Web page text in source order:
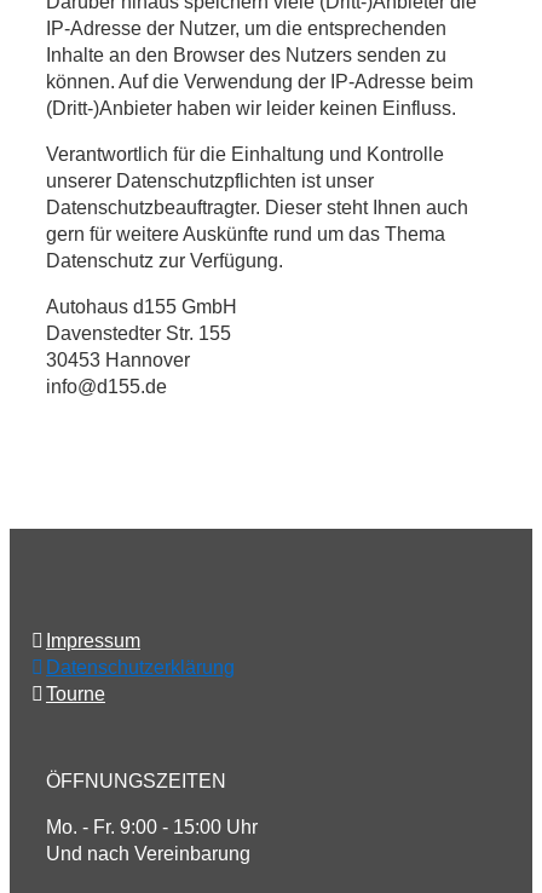
IP-Adresse der Nutzer, um die entsprechenden
Inhalte an den Browser des Nutzers senden zu
können. Auf die Verwendung der IP-Adresse beim
(Dritt-)Anbieter haben wir leider keinen Einfluss.
Verantwortlich für die Einhaltung und Kontrolle
unserer Datenschutzpflichten ist unser
Datenschutzbeauftragter. Dieser steht Ihnen auch
gern für weitere Auskünfte rund um das Thema
Datenschutz zur Verfügung.
Autohaus d155 GmbH
Davenstedter Str. 155
30453 Hannover
info@d155.de
Impressum
Datenschutzerklärung
Tourne
ÖFFNUNGSZEITEN
Mo. - Fr. 9:00 - 15:00 Uhr
Und nach Vereinbarung